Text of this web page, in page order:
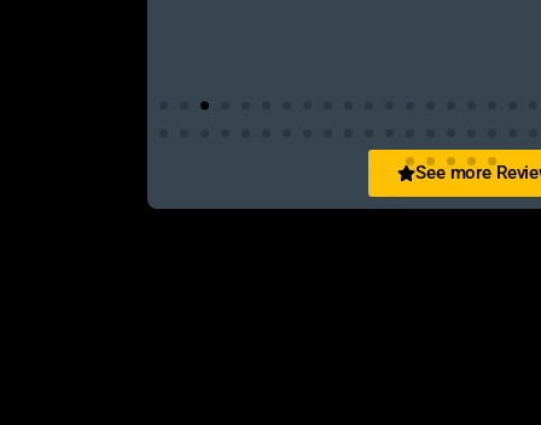
See more